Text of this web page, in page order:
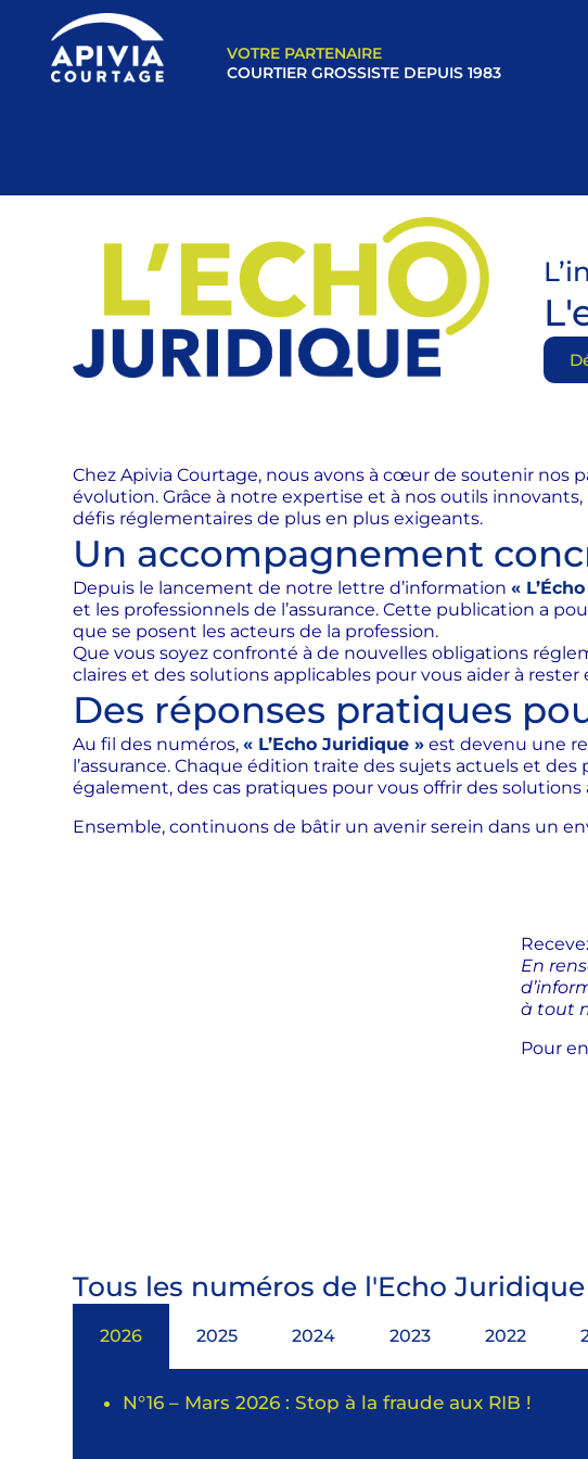
VOTRE PARTENAIRE
COURTIER GROSSISTE DEPUIS 1983
Chez Apivia Courtage, nous avons à cœur de soutenir nos
évolution. Grâce à notre expertise et à nos outils
défis réglementaires de plus en plus exigeants.
Un accompagnement
Depuis le lancement de notre lettre d’information «
et les professionnels de l’assurance. Cette publication a
que se posent les acteurs de la profession.
Que vous soyez confronté à de nouvelles obligations
claires et des solutions applicables pour vous aider à
Des réponses pratiques
Au fil des numéros, « L’Echo Juridique » est devenu une
l’assurance. Chaque édition traite des sujets actuels et
également, des cas pratiques pour vous offrir des
Ensemble, continuons de bâtir un avenir serein dans un
En
à tout
Pour
Tous les numéros de l'Echo Juridique
2026 2025 2024 2023 2022
N°16 – Mars 2026 : Stop à la fraude aux RIB !